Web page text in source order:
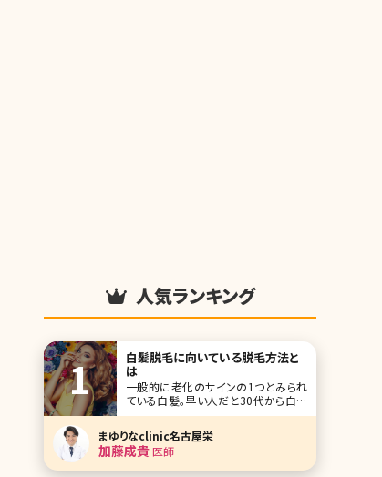
人気ランキング
白髪脱毛に向いている脱毛方法と
は
一般的に老化のサインの1つとみられ
ている白髪。早い人だと30代から白髪
が見られるようになる人もいます。白髪
というと、髪の毛を想像する人が多いと
思いますが、白髪になるのは髪の毛だ
けではありません。アンダーヘアなども
白髪になります。ここでは、白髪と脱毛
まゆりなclinic名古屋栄
加藤成貴医師